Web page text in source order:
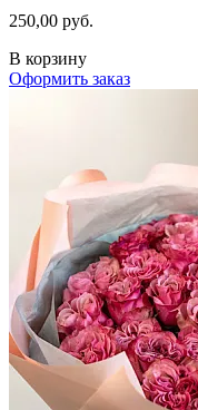
250,00 руб.
В корзину
Оформить заказ